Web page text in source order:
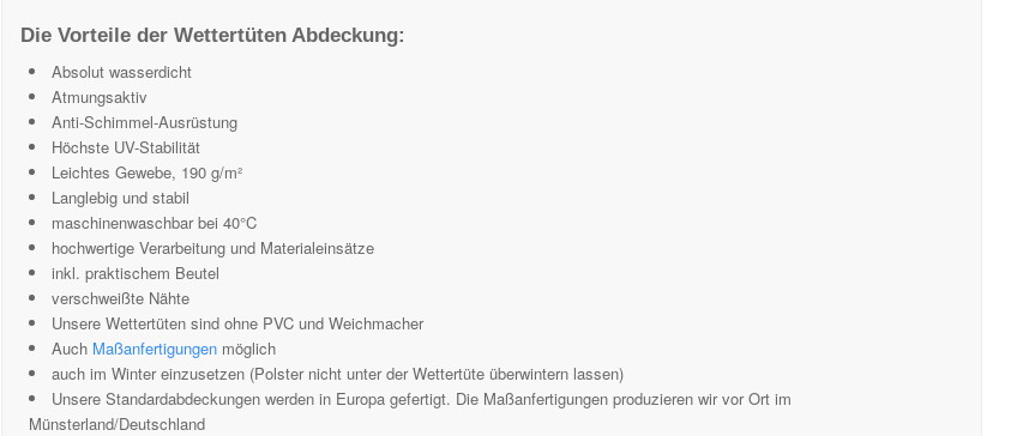
Die Vorteile der Wettertüten Abdeckung:
Absolut wasserdicht
Atmungsaktiv
Anti-Schimmel-Ausrüstung
Höchste UV-Stabilität
Leichtes Gewebe, 190 g/m²
Langlebig und stabil
maschinenwaschbar bei 40°C
hochwertige Verarbeitung und Materialeinsätze
inkl. praktischem Beutel
verschweißte Nähte
Unsere Wettertüten sind ohne PVC und Weichmacher
Auch Maßanfertigungenmöglich
auch im Winter einzusetzen (Polster nicht unter der Wettertüte überwintern lassen)
Unsere Standardabdeckungen werden in Europa gefertigt. Die Maßanfertigungen produzieren wir vor Ort im
Münsterland/Deutschland